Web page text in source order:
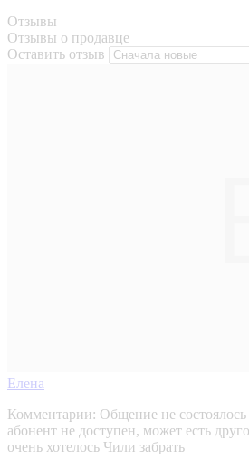
Отзывы
Отзывы о продавце
Оставить отзыв
Елена
Комментарии: Общение не состоялось
абонент не доступен, может есть
очень хотелось Чили забрать